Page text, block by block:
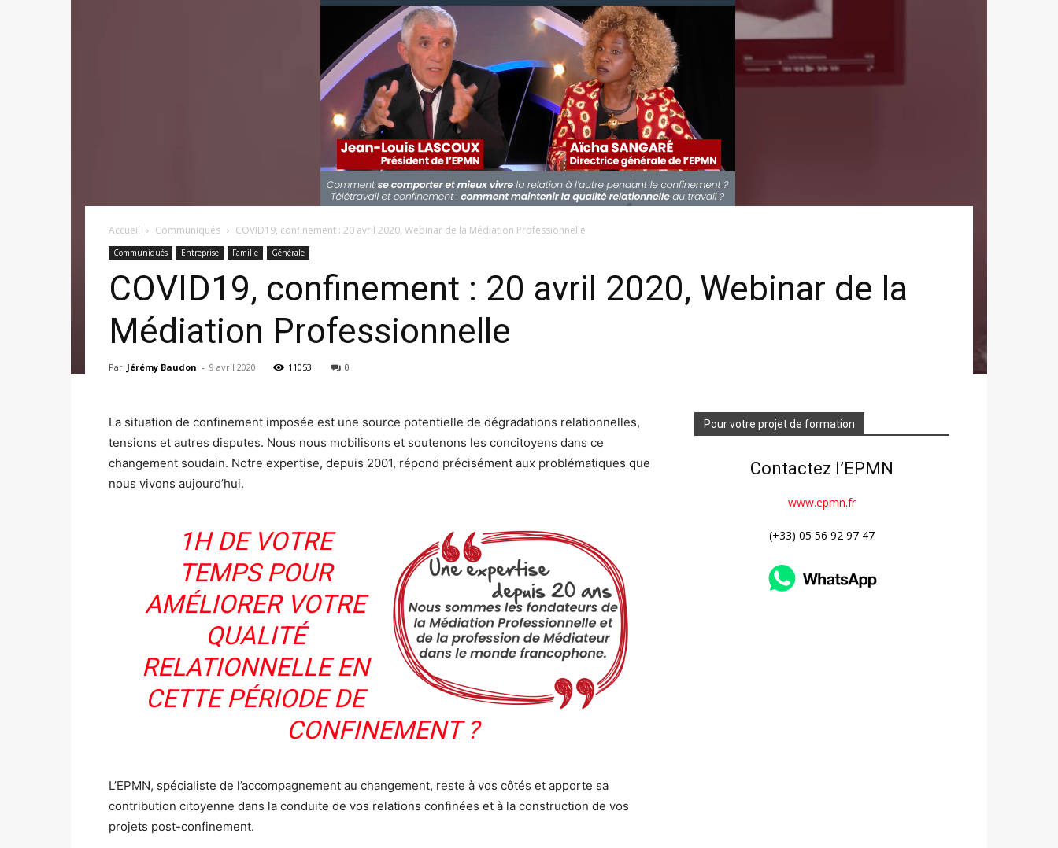
Accueil Communiqués COVID19, confinement : 20 avril 2020, Webinar de la Médiation Professionnelle
Communiqués Entreprise Famille Générale
COVID19, confinement : 20 avril 2020, Webinar de la
Médiation Professionnelle
Par Jérémy Baudon - 9 avril 2020 11053 0
La situation de confinement imposée est une source potentielle de dégradations relationnelles,
tensions et autres disputes. Nous nous mobilisons et soutenons les concitoyens dans ce
changement soudain. Notre expertise, depuis 2001, répond précisément aux problématiques que
nous vivons aujourd’hui.
1H DE VOTRE
TEMPS POUR
AMÉLIORER VOTRE
QUALITÉ
RELATIONNELLE EN
CETTE PÉRIODE DE
CONFINEMENT ?
L’EPMN, spécialiste de l’accompagnement au changement, reste à vos côtés et apporte sa
contribution citoyenne dans la conduite de vos relations confinées et à la construction de vos
projets post-confinement.
Pour votre projet de formation
Contactez l’EPMN
www.epmn.fr
(+33) 05 56 92 97 47